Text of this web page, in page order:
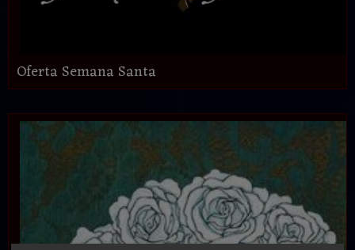
Oferta Semana Santa